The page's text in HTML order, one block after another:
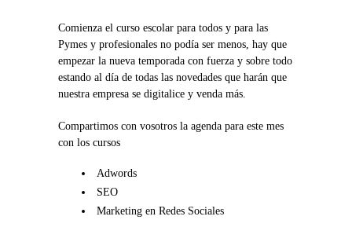
Comienza el curso escolar para todos y para las
Pymes y profesionales no podía ser menos, hay que
empezar la nueva temporada con fuerza y sobre todo
estando al día de todas las novedades que harán que
nuestra empresa se digitalice y venda más.
Compartimos con vosotros la agenda para este mes
con los cursos
Adwords
SEO
Marketing en Redes Sociales